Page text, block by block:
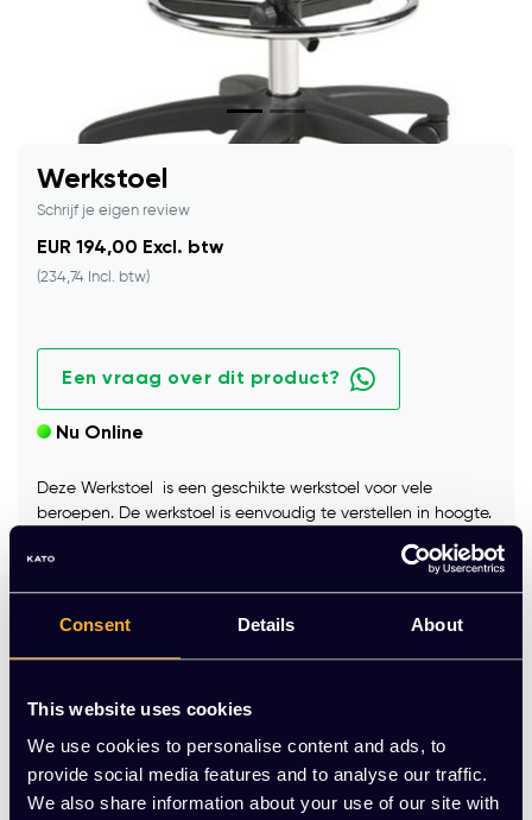
Consent Details About
This website uses cookies
We use cookies to personalise content and ads, to
provide social media features and to analyse our traffic.
We also share information about your use of our site with
Werkstoel
Schrijf je eigen review
EUR 194,00 Excl. btw
(234,74 Incl. btw)
Een vraag over dit product?
Nu Online
Deze Werkstoel is een geschikte werkstoel voor vele
beroepen. De werkstoel is eenvoudig te verstellen in hoogte.
uit de comfort of luxe uitvoering.
Toevoegen aan winkelwagen
Vraag jouw persoonlijke aanbieding aan